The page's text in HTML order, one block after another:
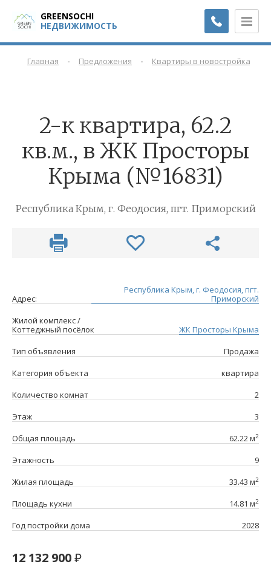
GREENSOCHI
НЕДВИЖИМОСТЬ
Главная - Предложения - Квартиры в новостройках
2-к квартира, 62.2
кв.м., в ЖК Просторы
Крыма (№16831)
Республика Крым, г. Феодосия, пгт. Приморский
Адрес:
Республика Крым, г. Феодосия, пгт.
Приморский
Жилой комплекс /
Коттеджный посёлок
ЖК Просторы Крыма
Тип объявления
Продажа
Категория объекта
квартира
Количество комнат
2
Этаж
3
Общая площадь
62.22 м2
Этажность
9
Жилая площадь
33.43 м2
Площадь кухни 14.81 м2
Год постройки дома 2028
12 132 900